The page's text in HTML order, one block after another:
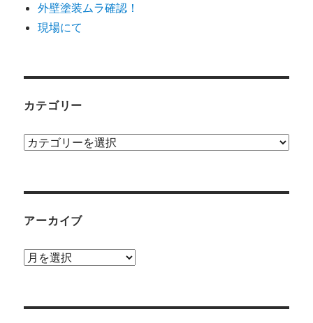
外壁塗装ムラ確認！
現場にて
カテゴリー
カ
ー
アーカイブ
ア